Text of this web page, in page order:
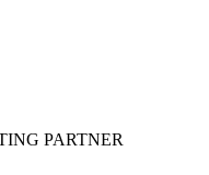
PARTNER